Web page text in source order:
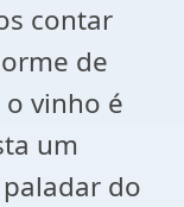
contar
de
vinho é
um
do